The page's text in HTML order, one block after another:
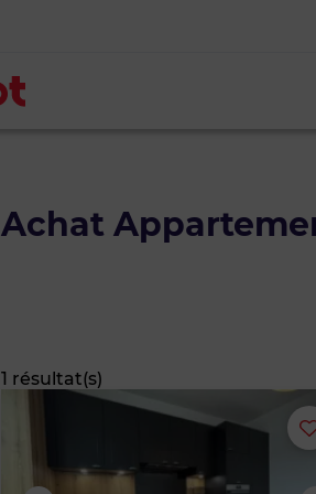
Achat
1 résultat(s)